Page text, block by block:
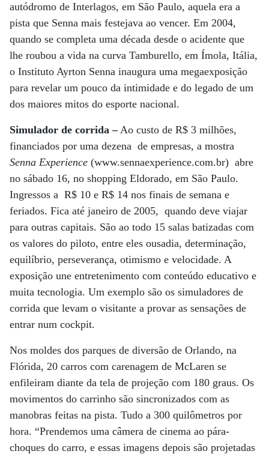
autódromo de Interlagos, em São Paulo, aquela era a
pista que Senna mais festejava ao vencer. Em 2004,
quando se completa uma década desde o acidente que
lhe roubou a vida na curva Tamburello, em Ímola, Itália,
o Instituto Ayrton Senna inaugura uma megaexposição
para revelar um pouco da intimidade e do legado de um
dos maiores mitos do esporte nacional.
Simulador de corrida –Ao custo de R$ 3 milhões,
financiados por uma dezena de empresas, a mostra
Senna Experience (www.sennaexperience.com.br) abre
no sábado 16, no shopping Eldorado, em São Paulo.
Ingressos a R$ 10 e R$ 14 nos finais de semana e
feriados. Fica até janeiro de 2005, quando deve viajar
para outras capitais. São ao todo 15 salas batizadas com
os valores do piloto, entre eles ousadia, determinação,
equilíbrio, perseverança, otimismo e velocidade. A
exposição une entretenimento com conteúdo educativo e
muita tecnologia. Um exemplo são os simuladores de
corrida que levam o visitante a provar as sensações de
entrar num cockpit.
Nos moldes dos parques de diversão de Orlando, na
Flórida, 20 carros com carenagem de McLaren se
enfileiram diante da tela de projeção com 180 graus. Os
movimentos do carrinho são sincronizados com as
manobras feitas na pista. Tudo a 300 quilômetros por
hora. “Prendemos uma câmera de cinema ao pára-
choques do carro, e essas imagens depois são projetadas